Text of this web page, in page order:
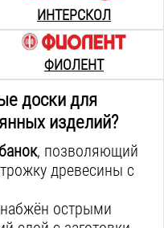
ИНТЕРСКОЛ
ФИОЛЕНТ
доски для
изделий?
, позволяющий
древесины с
острыми